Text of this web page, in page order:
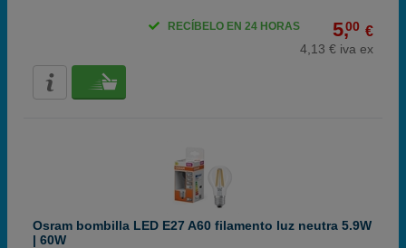
5,00 €
4,13 € iva ex
RECÍBELO EN 24 HORAS
Osram bombilla LED E27 A60 filamento luz neutra 5.9W
| 60W